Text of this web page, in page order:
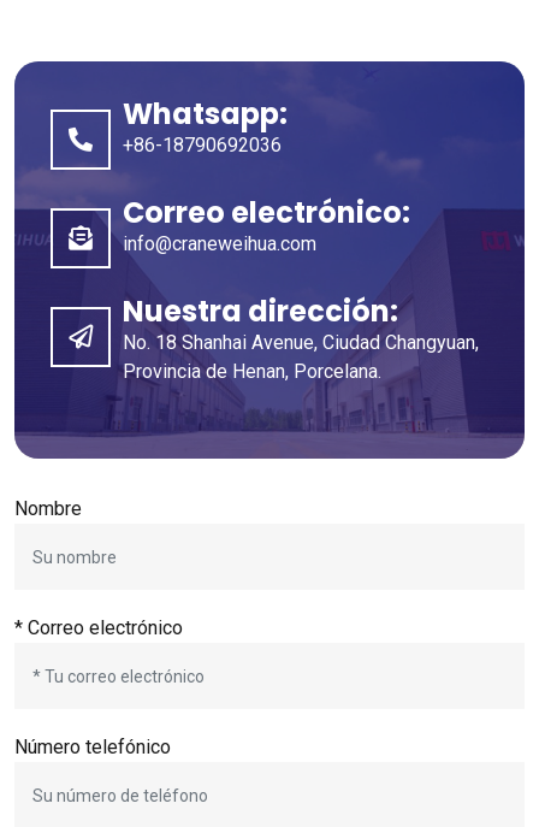
Whatsapp:
+86-18790692036
Correo electrónico:
info@craneweihua.com
Nuestra dirección:
No. 18 Shanhai Avenue, Ciudad Changyuan,
Provincia de Henan, Porcelana.
Nombre
* Correo electrónico
Número telefónico